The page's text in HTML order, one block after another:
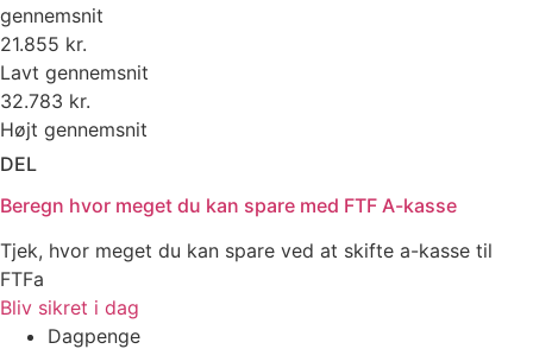
gennemsnit
21.855 kr.
Lavt gennemsnit
32.783 kr.
Højt gennemsnit
DEL
Beregn hvor meget du kan spare med FTF A-kasse
Tjek, hvor meget du kan spare ved at skifte a-kasse til
FTFa
Bliv sikret i dag
Dagpenge